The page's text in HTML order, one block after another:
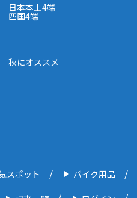
日本本土4端
四国4端
秋にオススメ
スポット バイク用品